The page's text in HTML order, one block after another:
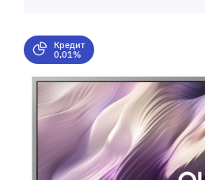
Кредит
0,01%